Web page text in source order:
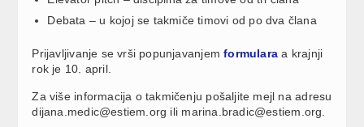
Debata – u kojoj se takmiče timovi od po dva člana
Prijavljivanje se vrši popunjavanjemformulara a krajnji
rok je 10. april.
Za više informacija o takmičenju pošaljite mejl na adresu
dijana.medic@estiem.org ili marina.bradic@estiem.org